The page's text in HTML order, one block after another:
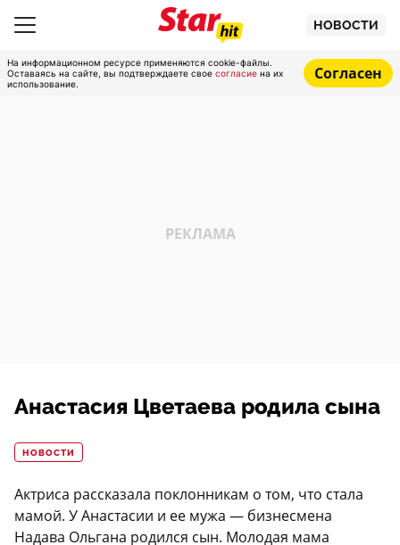
НОВОСТИ
На информационном ресурсе применяются cookie-файлы.
Оставаясь на сайте, вы подтверждаете свое согласие на их
использование.
Согласен
Анастасия Цветаева родила сына
НОВОСТИ
Актриса рассказала поклонникам о том, что стала
мамой. У Анастасии и ее мужа — бизнесмена
Надава Ольгана родился сын. Молодая мама